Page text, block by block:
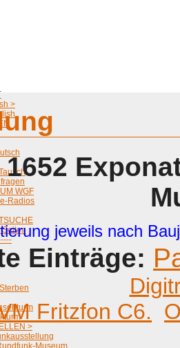
>
WGF
Radios
Seiten
>
Museum
1652
jeweils nach
Einträge:
Fritzfon C6.